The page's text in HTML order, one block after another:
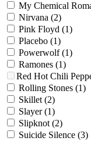
My Chemical
Nirvana (2)
Pink Floyd (1)
Placebo (1)
Powerwolf(1)
Ramones (1)
Red Hot Chili
Rolling Stones (1)
Skillet(2)
Slayer(1)
Slipknot(2)
Suicide Silence (3)